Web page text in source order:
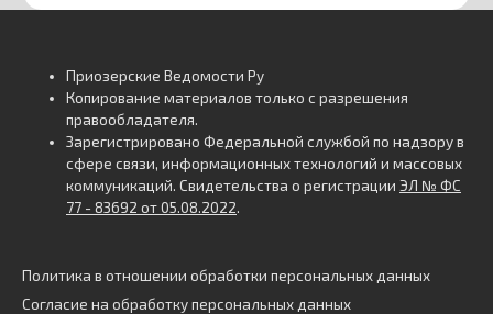
Приозерские Ведомости Ру
Копирование материалов только с разрешения
правообладателя.
Зарегистрировано Федеральной службой по надзору в
сфере связи, информационных технологий и массовых
коммуникаций. Свидетельства о регистрации ЭЛ № ФС
77 - 83692 от 05.08.2022.
Политика в отношении обработки персональных данных
Согласие на обработку персональных данных